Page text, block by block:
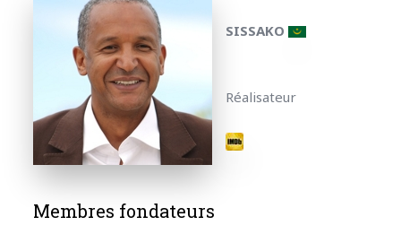
SISSAKO
Réalisateur
Membres fondateurs